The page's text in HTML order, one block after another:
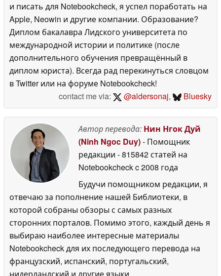
и писать для Notebookcheck, я успел поработать на
Apple, Neowin и другие компании. Образование?
Диплом бакалавра Лидского университета по
международной истории и политике (после
дополнительного обучения превращённый в
диплом юриста). Всегда рад перекинуться словцом
в Twitter или на форуме Notebookcheck!
contact me via:
@aldersonaj, Bluesky
Автор перевода: Нин Нгок Дуй
(Ninh Ngoc Duy)- Помощник
редакции - 815842 статей на
Notebookcheckc 2008 года
Будучи помощником редакции, я
отвечаю за пополнение нашей Библиотеки, в
которой собраны обзоры с самых разных
сторонних порталов. Помимо этого, каждый день я
выбираю наиболее интересные материалы
Notebookcheck для их последующего перевода на
французский, испанский, португальский,